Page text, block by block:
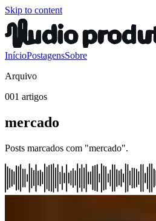
Skip to content
InícioPostagensSobre
Arquivo
001 artigos
mercado
Posts marcados com "mercado".